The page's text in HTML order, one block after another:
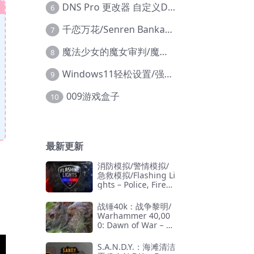
6 DNS Pro 更改器 自定义DNS修改
7 千恋万花/Senren Banka/安卓版
8 魔法少女的魔女审判/魔法少女ノ魔女裁判
9 Windows11轻松设置/强力禁止WD等/兼容Win10
10 009游戏盒子
最新更新
消防模拟/警情模拟/
急救模拟/Flashing Li
ghts – Police, Firefi
Services Simulator
战锤40k：战争黎明/
Warhammer 40,00
0: Dawn of War – D
S.A.N.D.Y.：海滩清洁